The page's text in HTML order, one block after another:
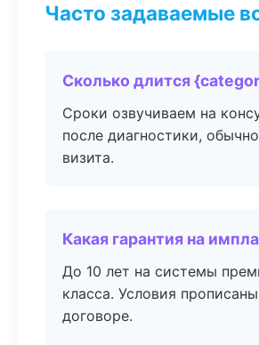
Часто задаваемые
Сколько длится
Сроки озвучиваем на
после диагностики,
визита.
Какая гарантия на
До 10 лет на системы
класса. Условия
договоре.